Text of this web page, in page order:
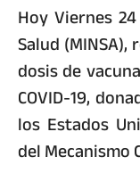
Hoy Viernes
Salud
dosis de
COVID-19,
los Estados
del Mecanismo